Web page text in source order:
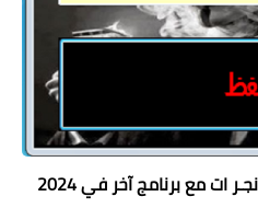
مع برنامج آخر في 2024